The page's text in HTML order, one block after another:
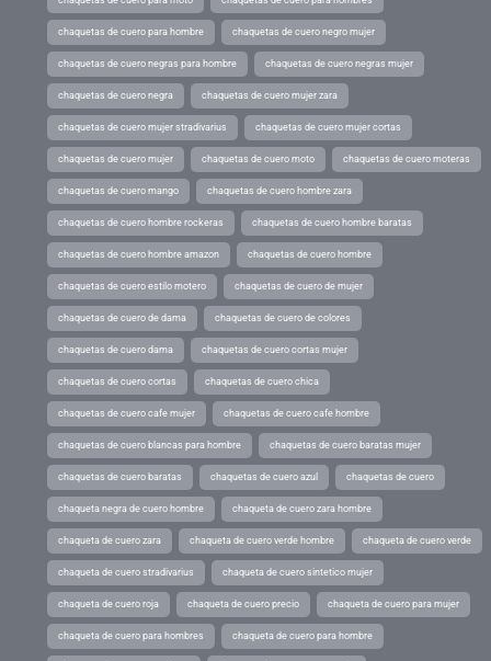
chaquetas de cuero para hombre chaquetas de cuero negro mujer
chaquetas de cuero negras para hombre chaquetas de cuero negras mujer
chaquetas de cuero negra chaquetas de cuero mujer zara
chaquetas de cuero mujer stradivarius chaquetas de cuero mujer cortas
chaquetas de cuero mujer chaquetas de cuero moto chaquetas de cuero moteras
chaquetas de cuero mango chaquetas de cuero hombre zara
chaquetas de cuero hombre rockeras chaquetas de cuero hombre baratas
chaquetas de cuero hombre amazon chaquetas de cuero hombre
chaquetas de cuero estilo motero chaquetas de cuero de mujer
chaquetas de cuero de dama chaquetas de cuero de colores
chaquetas de cuero dama chaquetas de cuero cortas mujer
chaquetas de cuero cortas chaquetas de cuero chica
chaquetas de cuero cafe mujer chaquetas de cuero cafe hombre
chaquetas de cuero blancas para hombre chaquetas de cuero baratas mujer
chaquetas de cuero baratas chaquetas de cuero azul chaquetas de cuero
chaqueta negra de cuero hombre chaqueta de cuero zara hombre
chaqueta de cuero zara chaqueta de cuero verde hombre chaqueta de cuero verde
chaqueta de cuero stradivarius chaqueta de cuero sintetico mujer
chaqueta de cuero roja chaqueta de cuero precio chaqueta de cuero para mujer
chaqueta de cuero para hombres chaqueta de cuero para hombre